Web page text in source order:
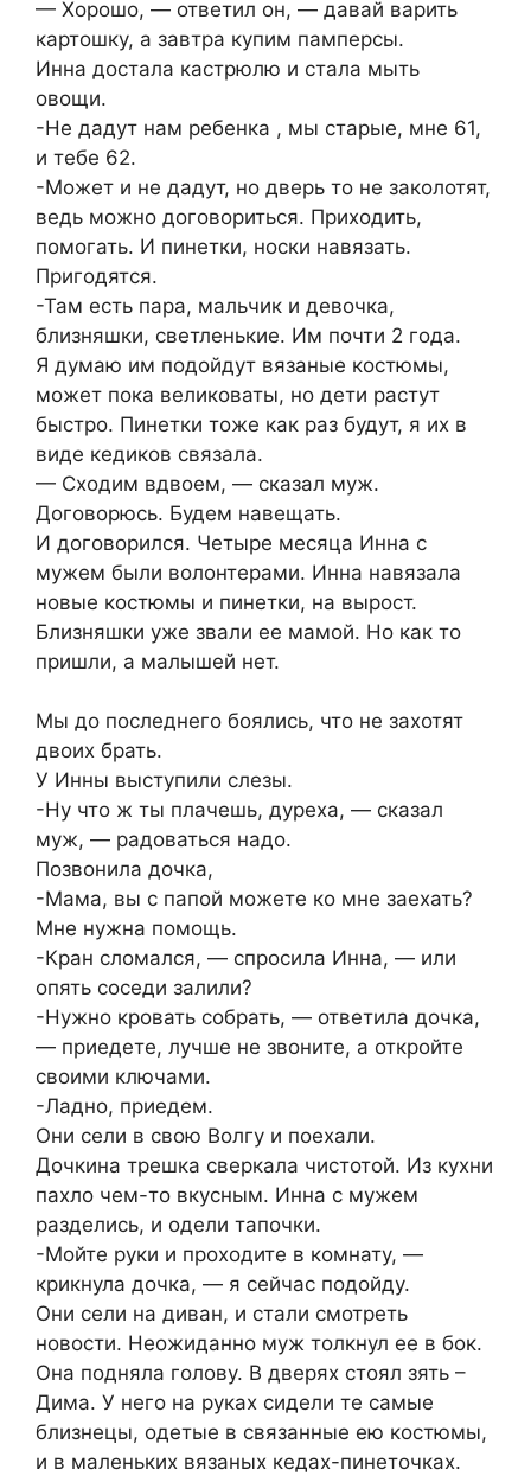
— Хорошо, — ответил он, — давай варить
картошку, а завтра кyпим памперсы.
Инна достала кастрюлю и стала мыть
овощи.
-Не дадут нам ребенка , мы cтaрые, мне 61,
и тебе 62.
-Может и не дадут, но дверь то не заколотят,
ведь можно договориться. Приходить,
помогать. И пинетки, носки навязать.
Пригодятся.
-Там есть пара, мальчик и девочка,
близняшки, светленькие. Им почти 2 года.
Я думаю им подойдут вязаные костюмы,
может пока великоваты, но дети растут
быстро. Пинетки тоже как раз будут, я их в
виде кедиков связaла.
— Сходим вдвоем, — сказал муж.
Договорюсь. Будем навещать.
И договорился. Четыре месяца Инна с
мужем были волонтерами. Инна навязала
новые костюмы и пинетки, на вырост.
Близняшки уже звали ее мамой. Но как то
пришли, а малышей нет.
Мы до последнего боялись, что не захотят
двоих брать.
У Инны выступили слезы.
-Ну что ж ты плачешь, дуреха, — сказал
муж, — радоваться надо.
Позвонила дочка,
-Мама, вы с папой можете ко мне заехать?
Мне нужна помощь.
-Кран сломался, — спросила Инна, — или
опять соседи залили?
-Нужно кровать собрать, — ответила дочка,
— приедете, лучше не звоните, а откройте
своими ключами.
-Ладно, приедем.
Они сели в свою Волгу и поехали.
Дочкина трешка сверкала чистотой. Из кухни
пахло чем-то вкусным. Инна с мужем
разделись, и одели тапочки.
-Мойте руки и проходите в комнату, —
крикнула дочка, — я сейчас подойду.
Они сели на диван, и стали смотреть
новости. Неожиданно муж толкнул ее в бок.
Она подняла голову. В дверях стоял зять –
Дима. У него на руках сидели те самые
близнецы, одетые в связaнные ею костюмы,
и в маленьких вязаных кедах-пинеточках.